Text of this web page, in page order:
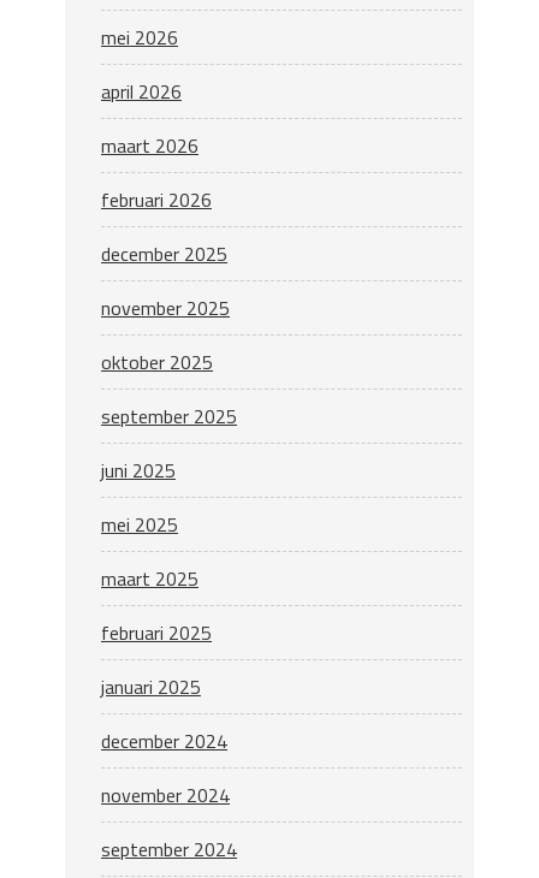
mei 2026
april 2026
maart 2026
februari 2026
december 2025
november 2025
oktober 2025
september 2025
juni 2025
mei 2025
maart 2025
februari 2025
januari 2025
december 2024
november 2024
september 2024